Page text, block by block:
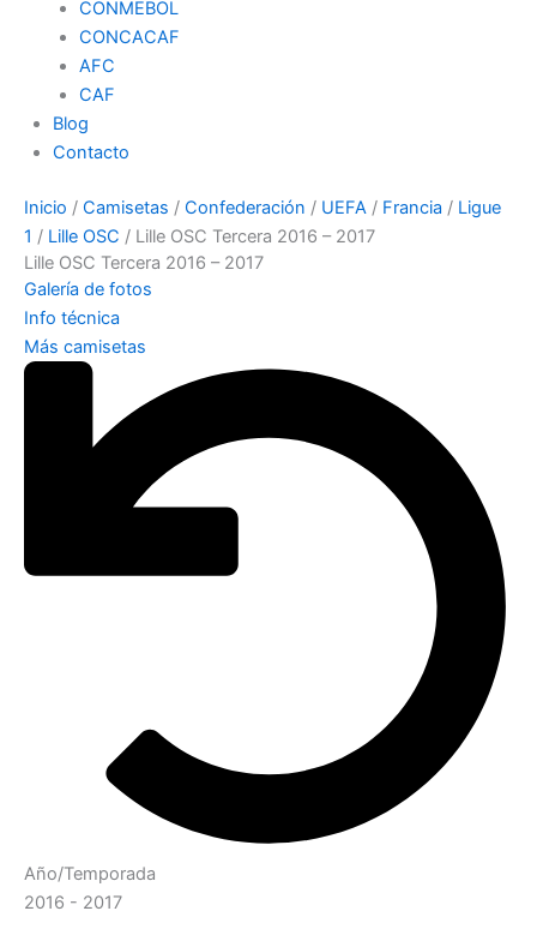
CONMEBOL
CONCACAF
AFC
CAF
Blog
Contacto
Inicio / Camisetas / Confederación / UEFA / Francia / Ligue
1 / Lille OSC / Lille OSC Tercera 2016 – 2017
Lille OSC Tercera 2016 – 2017
Galería de fotos
Info técnica
Más camisetas
Año/Temporada
2016 - 2017